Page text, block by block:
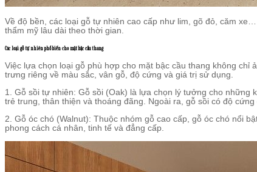
Về độ bền, các loại gỗ tự nhiên cao cấp như lim, gõ đỏ, căm
thẩm mỹ lâu dài theo thời gian.
Các loại gỗ tự nhiên phổ biến cho mặt bậc cầu thang
Việc lựa chọn loại gỗ phù hợp cho mặt bậc cầu thang không
trưng riêng về màu sắc, vân gỗ, độ cứng và giá trị sử dụng.
1. Gỗ sồi tự nhiên: Gỗ sồi (Oak) là lựa chọn lý tưởng cho những
trẻ trung, thân thiện và thoáng đãng. Ngoài ra, gỗ sồi có độ
2. Gỗ óc chó (Walnut): Thuộc nhóm gỗ cao cấp, gỗ óc chó nổi
phong cách cá nhân, tinh tế và đẳng cấp.